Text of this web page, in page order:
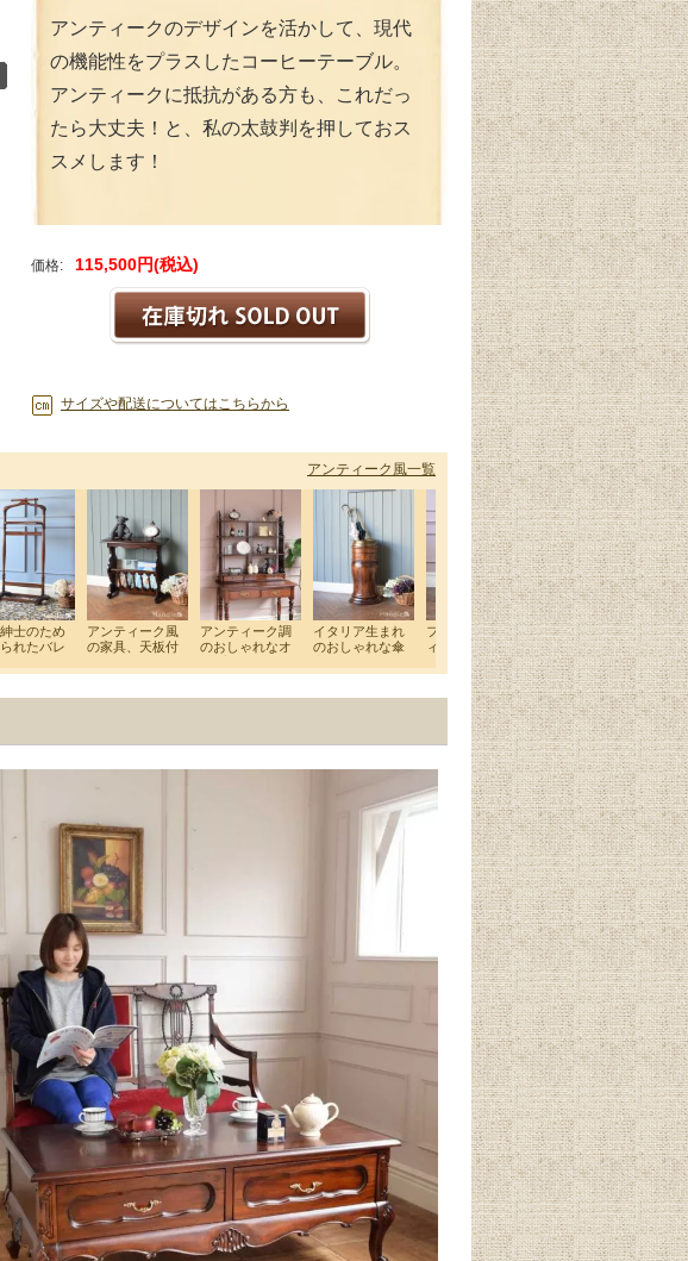
アンティークのデザインを活かして、現代
の機能性をプラスしたコーヒーテーブル。
アンティークに抵抗がある方も、これだっ
たら大丈夫！と、私の太鼓判を押しておス
スメします！
価格: 115,500円(税込)
サイズや配送についてはこちらから
アンティーク風一覧